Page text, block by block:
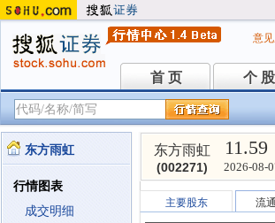
意
首 页
首 页 个 股
个 股
东方雨虹
行情图表
成交明细
东方雨虹
(002271)
11.59
2026-08-
主要股东 流